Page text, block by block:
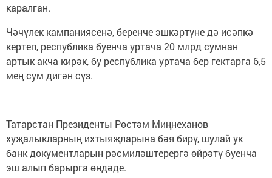
каралган.
Чәчүлек кампаниясенә, беренче эшкәртүне дә исәпкә
кертеп, республика буенча уртача 20 млрд сумнан
артык акча кирәк, бу республика уртача бер гектарга 6,5
мең сум дигән сүз.
Татарстан Президенты Рөстәм Миңнеханов
хуҗалыкларның ихтыяҗларына бәя бирү, шулай ук
банк документларын рәсмиләштерергә өйрәтү буенча
эш алып барырга өндәде.